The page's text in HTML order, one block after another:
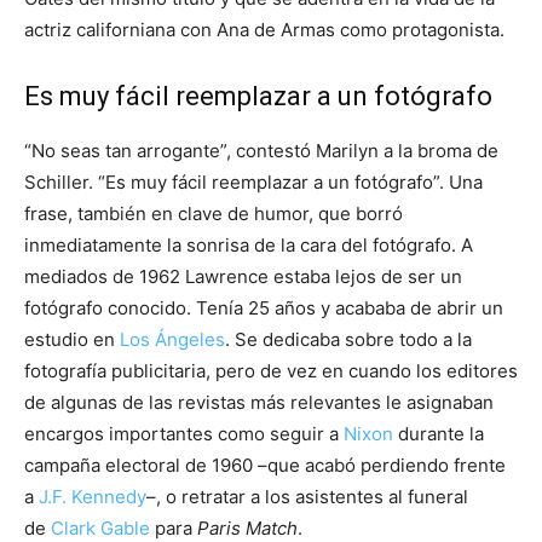
actriz californiana con Ana de Armas como protagonista.
Es muy fácil reemplazar a un fotógrafo
“No seas tan arrogante”, contestó Marilyn a la broma de
Schiller. “Es muy fácil reemplazar a un fotógrafo”. Una
frase, también en clave de humor, que borró
inmediatamente la sonrisa de la cara del fotógrafo. A
mediados de 1962 Lawrence estaba lejos de ser un
fotógrafo conocido. Tenía 25 años y acababa de abrir un
estudio en Los Ángeles. Se dedicaba sobre todo a la
fotografía publicitaria, pero de vez en cuando los editores
de algunas de las revistas más relevantes le asignaban
encargos importantes como seguir a Nixon durante la
campaña electoral de 1960 –que acabó perdiendo frente
a J.F. Kennedy–, o retratar a los asistentes al funeral
de Clark Gable para Paris Match.